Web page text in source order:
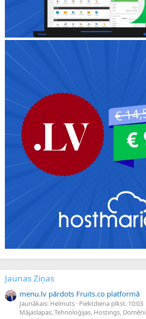
Jaunas Ziņas
menu.lv pārdots Fruits.co platformā
Jaunākais: Helmuts Piektdiena plkst. 10:03
Mājaslapas, Tehnoloģijas, Hostings, Domēni